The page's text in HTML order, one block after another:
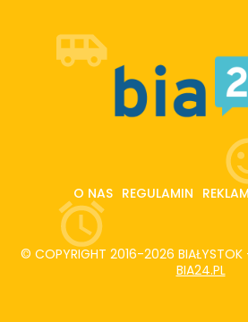
O NAS REGULAMIN
© COPYRIGHT 2016-2026 BIAŁYSTOK
BIA24.PL